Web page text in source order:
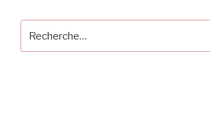
pour